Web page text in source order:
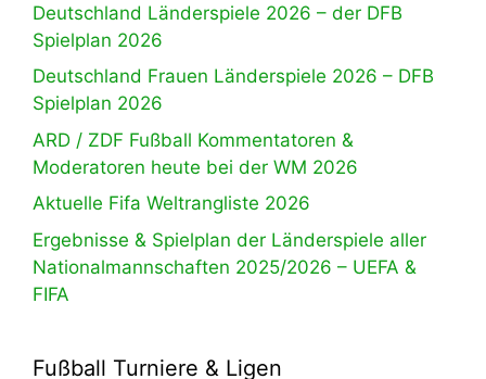
Deutschland Länderspiele 2026 – der DFB
Spielplan 2026
Deutschland Frauen Länderspiele 2026 – DFB
Spielplan 2026
ARD / ZDF Fußball Kommentatoren &
Moderatoren heute bei der WM 2026
Aktuelle Fifa Weltrangliste 2026
Ergebnisse & Spielplan der Länderspiele aller
Nationalmannschaften 2025/2026 – UEFA &
FIFA
Fußball Turniere & Ligen